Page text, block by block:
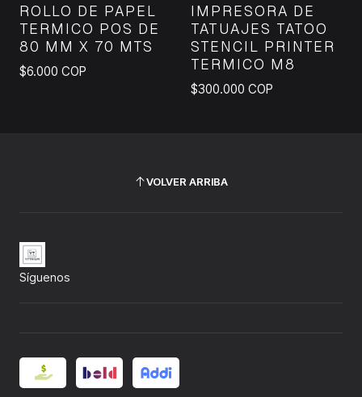
ROLLO DE PAPEL
TERMICO POS DE
80 MM X 70 MTS
$6.000 COP
IMPRESORA DE
TATUAJES TATOO
STENCIL PRINTER
TERMICO M8
$300.000 COP
VOLVER ARRIBA
Síguenos